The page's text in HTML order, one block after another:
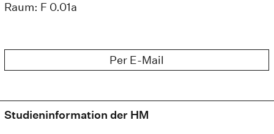
Raum: F 0.01a
Per E-Mail
Studieninformation der HM